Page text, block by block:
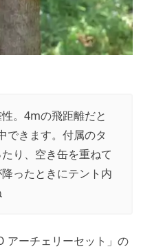
。4mの飛距離だと
できます。付属のタ
り、空き缶を重ねて
ったときにテント内
アーチェリーセット」の